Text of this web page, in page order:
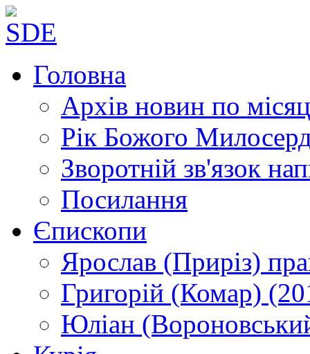
Головна
Архів новин по
Рік Божого
Зворотній зв'язок
Посилання
Єпископи
Ярослав (Приріз)
Григорій (Комар)
Юліан